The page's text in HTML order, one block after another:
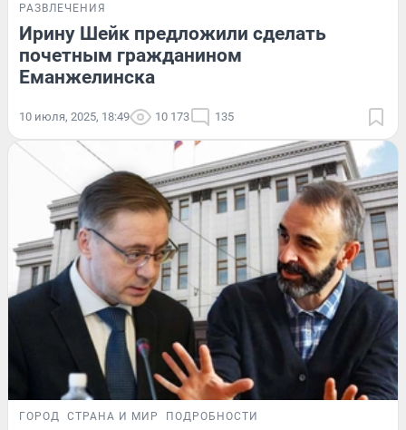
РАЗВЛЕЧЕНИЯ
Ирину Шейк предложили сделать
почетным гражданином
Еманжелинска
10 июля, 2025, 18:49 10 173 135
ГОРОД СТРАНА И МИР ПОДРОБНОСТИ